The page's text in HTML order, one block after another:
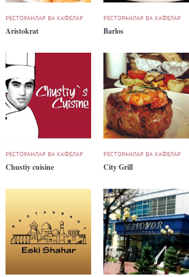
РЕСТОРАНЛАР ВА КАФЕЛАР
Aristokrat
РЕСТОРАНЛАР ВА КАФЕЛАР
Barlos
РЕСТОРАНЛАР ВА КАФЕЛАР
Chustiy cuisine
РЕСТОРАНЛАР ВА КАФЕЛАР
City Grill